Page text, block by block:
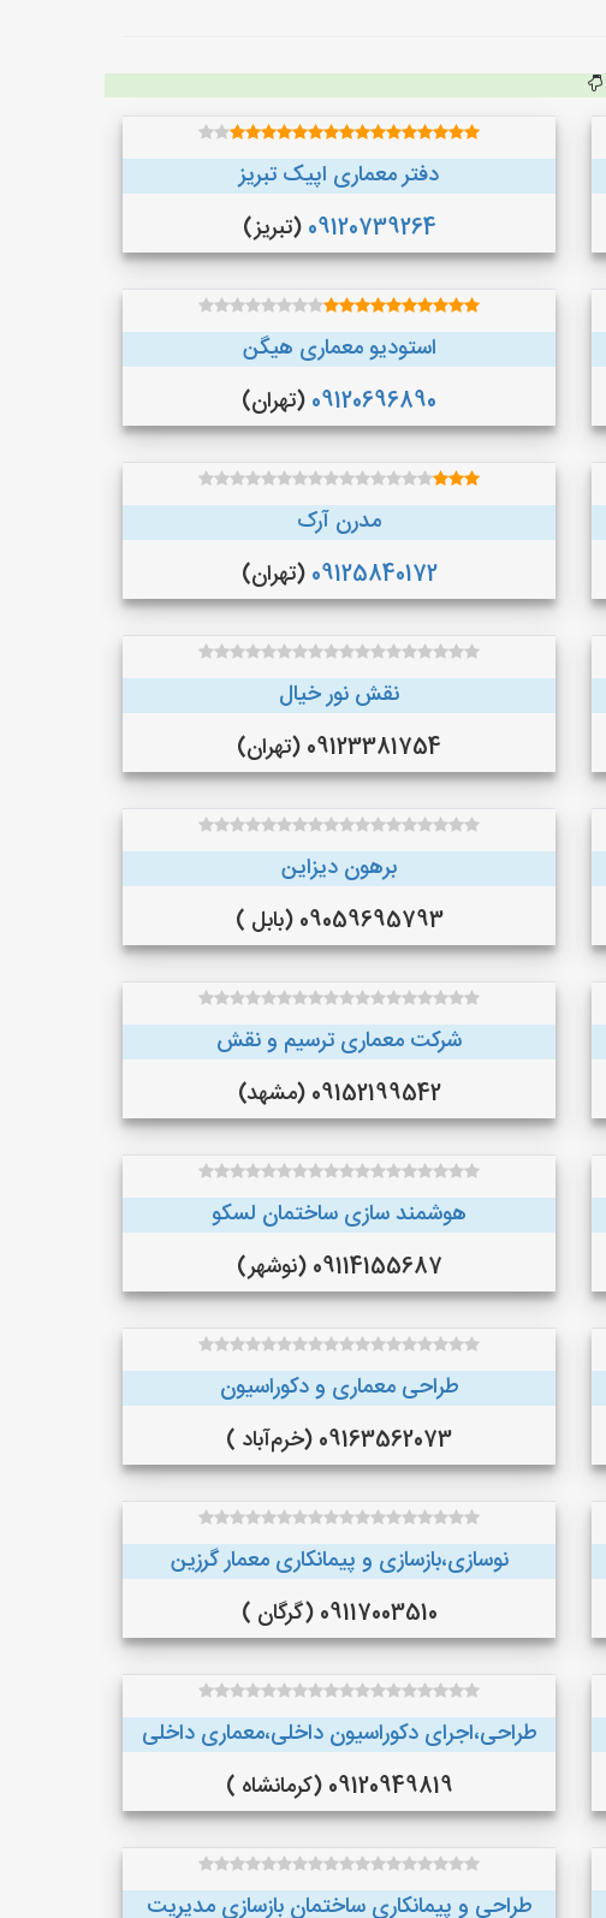
دفتر معماری اپیک تبریز
09120739264 (تبریز)
استودیو معماری هیگن
09120696890 (تهران)
مدرن آرک
09125840172 (تهران)
نقش نور خیال
09123381754 (تهران)
برهون دیزاین
09059695793 (بابل )
شرکت معماری ترسیم و نقش
09152199542 (مشهد)
هوشمند سازی ساختمان لسکو
09114155687 (نوشهر)
طراحی معماری و دکوراسیون
09163562073 (خرم‌آباد )
نوسازی،بازسازی و پیمانکاری معمار گرزین
09117003510 (گرگان )
طراحی،اجرای دکوراسیون داخلی،معماری داخلی
09120949819 (کرمانشاه )
طراحی و پیمانکاری ساختمان بازسازی مدیریت